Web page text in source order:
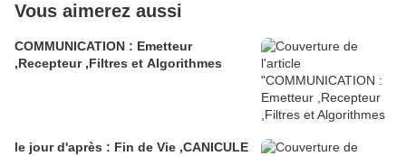
Vous aimerez aussi
COMMUNICATION : Emetteur
,Recepteur ,Filtres et Algorithmes
le jour d'après : Fin de Vie ,CANICULE